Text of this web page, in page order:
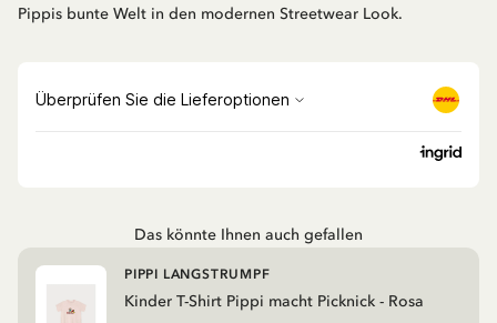
Pippis bunte Welt in den modernen Streetwear Look.
Das könnte Ihnen auch gefallen
Kinder T-Shirt Pippi macht Picknick - Rosa
PIPPI LANGSTRUMPF